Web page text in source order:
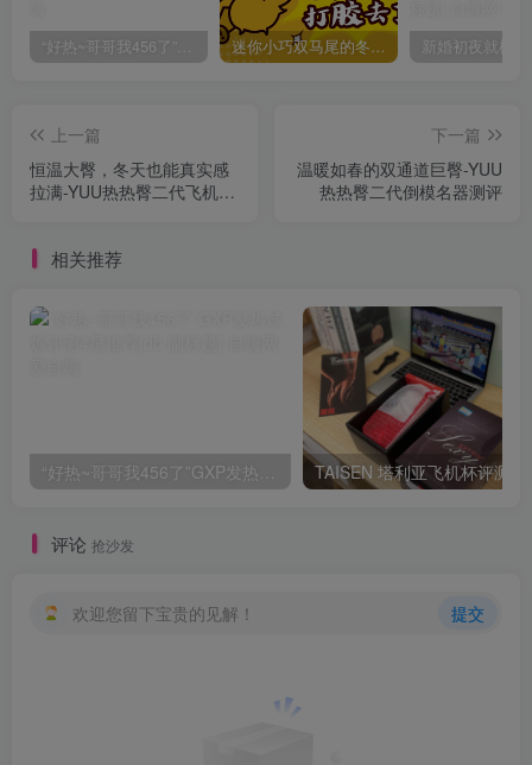
“好热~哥哥我456了”GXP发热试炼评测4星推荐[db:副标题] 迷你小巧双马尾的冬爱琴音写真分享，虎牙妹妹YYDS!
上一篇
恒温大臀，冬天也能真实感
拉满-YUU热热臀二代飞机杯
下一篇
温暖如春的双通道巨臀-YUU
热热臀二代倒模名器测评
相关推荐
评论 抢沙发
欢迎您留下宝贵的见解！ 提交